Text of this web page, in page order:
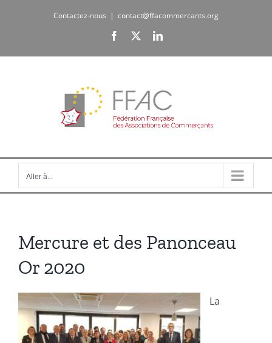
Contactez-nous | contact@ffacommercants.org
Facebook LinkedIn
Aller à...
Mercure et des Panonceau
Or 2020
La